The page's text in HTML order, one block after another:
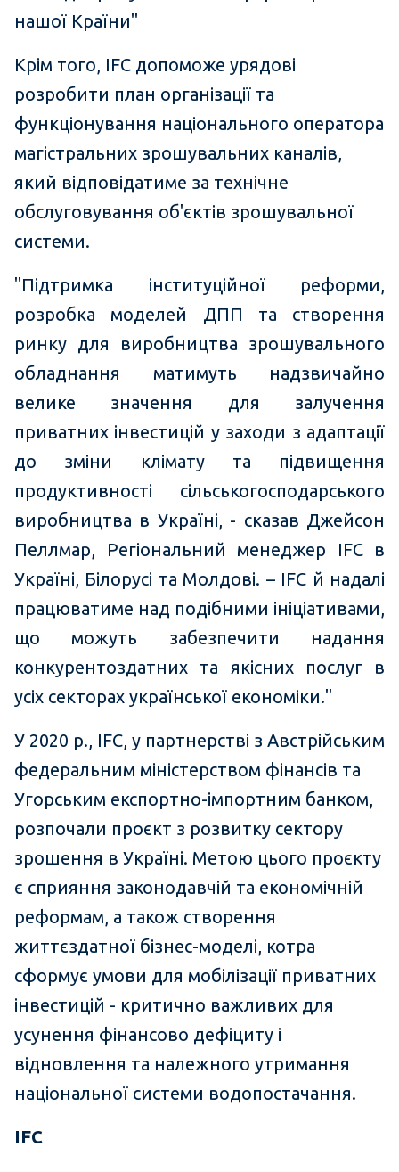
нашої Країни"
Крім того, IFC допоможе урядові
розробити план організації та
функціонування національного оператора
магістральних зрошувальних каналів,
який відповідатиме за технічне
обслуговування об'єктів зрошувальної
системи.
"Підтримка інституційної реформи,
розробка моделей ДПП та створення
ринку для виробництва зрошувального
обладнання матимуть надзвичайно
велике значення для залучення
приватних інвестицій у заходи з адаптації
до зміни клімату та підвищення
продуктивності сільськогосподарського
виробництва в Україні, - сказав Джейсон
Пеллмар, Регіональний менеджер IFC в
Україні, Білорусі та Молдові. – IFC й надалі
працюватиме над подібними ініціативами,
що можуть забезпечити надання
конкурентоздатних та якісних послуг в
усіх секторах української економіки."
У 2020 р., IFC, у партнерстві з Австрійським
федеральним міністерством фінансів та
Угорським експортно-імпортним банком,
розпочали проєкт з розвитку сектору
зрошення в Україні. Метою цього проєкту
є сприяння законодавчій та економічній
реформам, а також створення
життєздатної бізнес-моделі, котра
сформує умови для мобілізації приватних
інвестицій - критично важливих для
усунення фінансово дефіциту і
відновлення та належного утримання
національної системи водопостачання.
IFC